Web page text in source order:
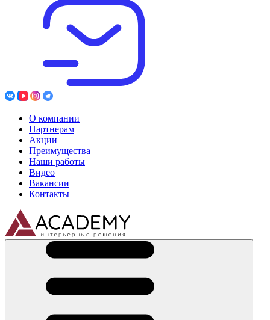
О компании
Партнерам
Акции
Преимущества
Наши работы
Видео
Вакансии
Контакты